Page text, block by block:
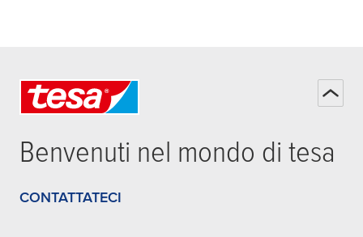
Benvenuti nel mondo di tesa
CONTATTATECI